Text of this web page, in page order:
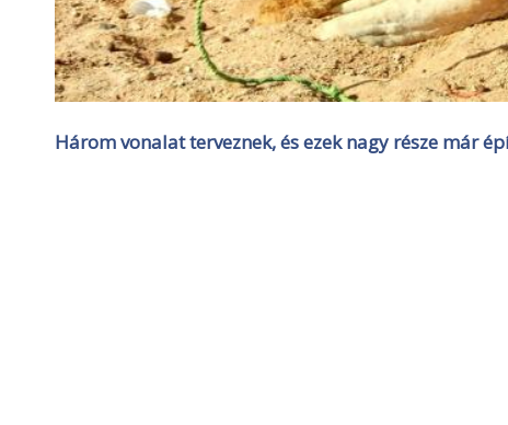
Három vonalat terveznek, és ezek nagy része már